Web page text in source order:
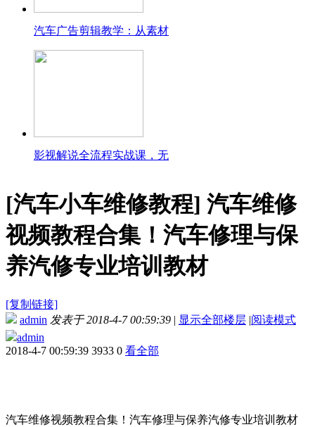
汽车广告剪辑教学：从素材
影视解说全流程实战课，无
[汽车小车维修教程] 汽车维修
视频教程合集！汽车修理与保
养汽修专业培训教材
[复制链接]
admin 发表于 2018-4-7 00:59:39 | 显示全部楼层 |阅读模式
admin
2018-4-7 00:59:39 3933 0 看全部
汽车维修视频教程合集！汽车修理与保养汽修专业培训教材